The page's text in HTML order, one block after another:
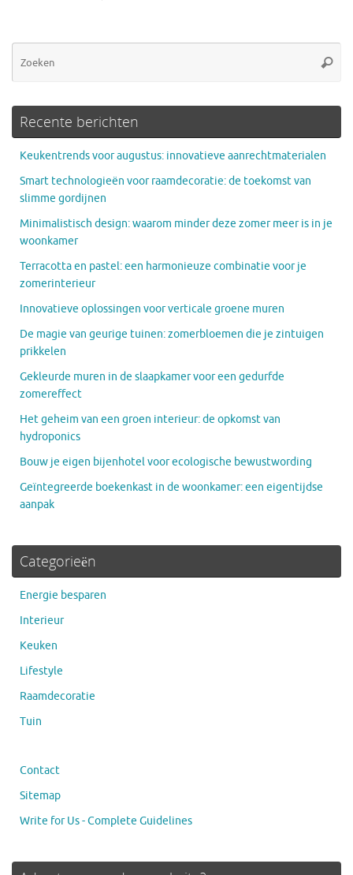
Recente berichten
Keukentrends voor augustus: innovatieve aanrechtmaterialen
Smart technologieën voor raamdecoratie: de toekomst van
slimme gordijnen
Minimalistisch design: waarom minder deze zomer meer is in je
woonkamer
Terracotta en pastel: een harmonieuze combinatie voor je
zomerinterieur
Innovatieve oplossingen voor verticale groene muren
De magie van geurige tuinen: zomerbloemen die je zintuigen
prikkelen
Gekleurde muren in de slaapkamer voor een gedurfde
zomereffect
Het geheim van een groen interieur: de opkomst van
hydroponics
Bouw je eigen bijenhotel voor ecologische bewustwording
Geïntegreerde boekenkast in de woonkamer: een eigentijdse
aanpak
Categorieën
Energie besparen
Interieur
Keuken
Lifestyle
Raamdecoratie
Tuin
Contact
Sitemap
Write for Us - Complete Guidelines